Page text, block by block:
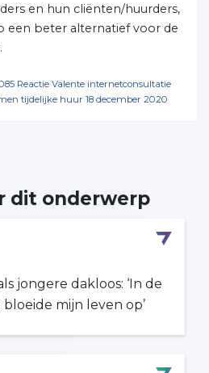
en hun cliënten/huurders,
een beter alternatief voor de
Reactie Valente internetconsultatie
tijdelijke huur 18 december 2020
dit onderwerp
jongere dakloos: ‘In de
mijn leven op’